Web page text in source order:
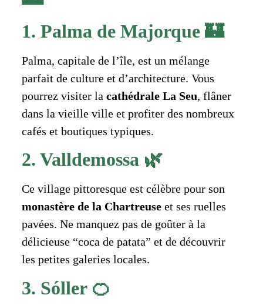
1. Palma de Majorque 🏰
Palma, capitale de l’île, est un mélange
parfait de culture et d’architecture. Vous
pourrez visiter la cathédrale La Seu, flâner
dans la vieille ville et profiter des nombreux
cafés et boutiques typiques.
2. Valldemossa 🌿
Ce village pittoresque est célèbre pour son
monastère de la Chartreuseet ses ruelles
pavées. Ne manquez pas de goûter à la
délicieuse “coca de patata” et de découvrir
les petites galeries locales.
3. Sóller 🍊